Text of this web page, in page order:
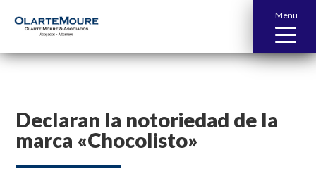
Menu
Declaran la notoriedad de la
marca «Chocolisto»